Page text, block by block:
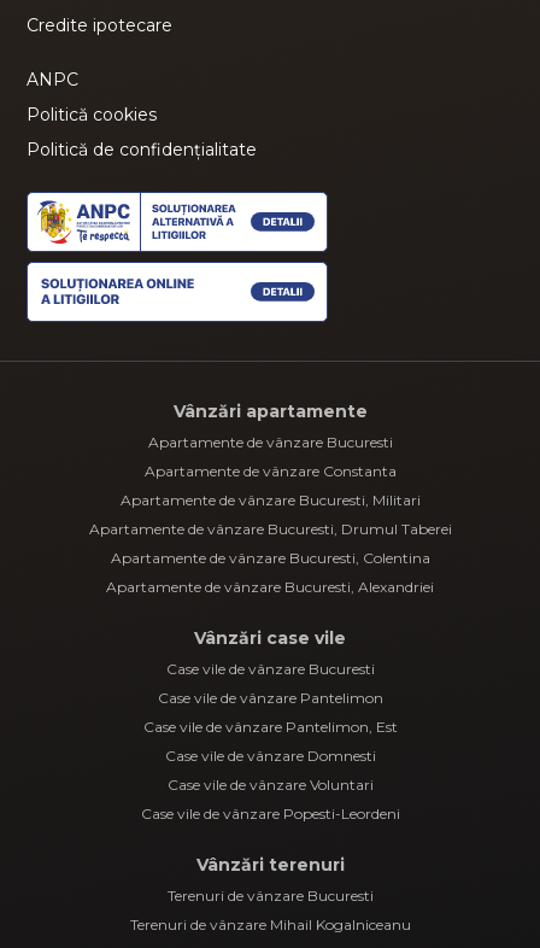
Credite ipotecare
ANPC
Politică cookies
Politică de confidențialitate
Vânzări apartamente
Apartamente de vânzare Bucuresti
Apartamente de vânzare Constanta
Apartamente de vânzare Bucuresti, Militari
Apartamente de vânzare Bucuresti, Drumul Taberei
Apartamente de vânzare Bucuresti, Colentina
Apartamente de vânzare Bucuresti, Alexandriei
Vânzări case vile
Case vile de vânzare Bucuresti
Case vile de vânzare Pantelimon
Case vile de vânzare Pantelimon, Est
Case vile de vânzare Domnesti
Case vile de vânzare Voluntari
Case vile de vânzare Popesti-Leordeni
Vânzări terenuri
Terenuri de vânzare Bucuresti
Terenuri de vânzare Mihail Kogalniceanu